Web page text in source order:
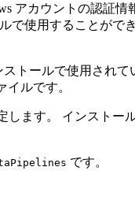
アカウントの認証
で使用することが
ストールで使用さ
ルです。
ます。 インストー
です。